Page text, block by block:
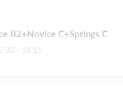
B2+Novice C+Springs C
- 18:15